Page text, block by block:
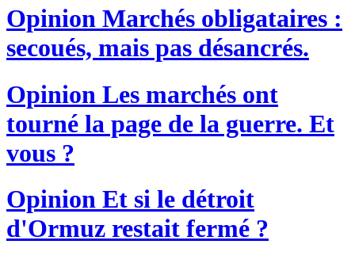
Opinion Marchés obligataires :
secoués, mais pas désancrés.
Opinion Les marchés ont
tourné la page de la guerre. Et
vous ?
Opinion Et si le détroit
d'Ormuz restait fermé ?